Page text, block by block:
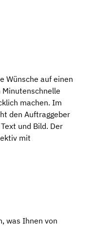
Wünsche auf einen
Minutenschnelle
machen. Im
den Auftraggeber
und Bild. Der
mit
was Ihnen von